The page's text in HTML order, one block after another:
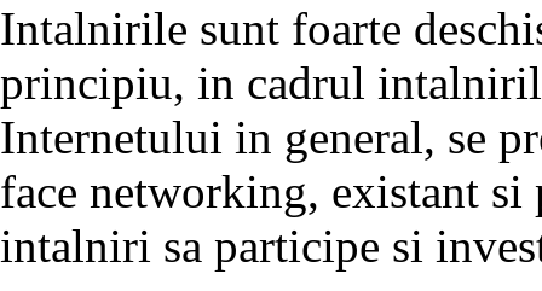
Intalnirile sunt foarte
principiu, in cadrul
Internetului in general, se
face networking, existant
intalniri sa participe si